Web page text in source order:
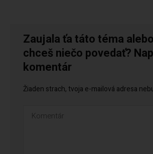
Zaujala ťa táto téma
chceš niečo povedať?
komentár
Žiaden strach, tvoja e-mailová adresa